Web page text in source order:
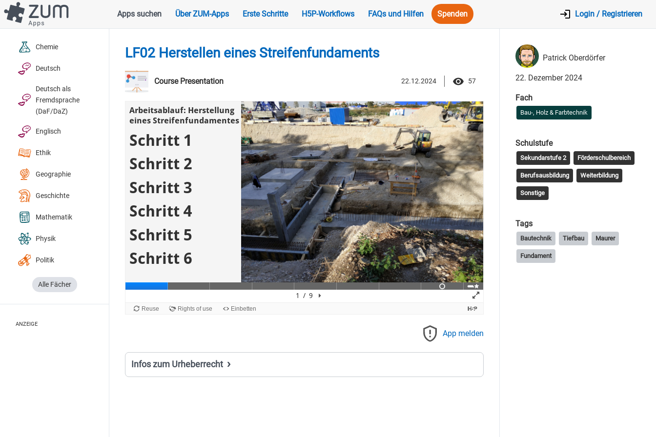
Direkt
zum
Inhalt
Hauptnavigation
Apps suchen Über ZUM-Apps Erste Schritte H5P-Workflows FAQs und Hilfen Spenden Login / Registrieren
Chemie
Deutsch
Deutsch als
Fremdsprache
(DaF/DaZ)
Englisch
Ethik
Geographie
Geschichte
Mathematik
Physik
Politik
Alle Fächer
ANZEIGE
LF02 Herstellen eines Streifenfundaments
Course Presentation 22.12.2024 57
App melden
Infos zum Urheberrecht
Patrick Oberdörfer
22. Dezember 2024
Fach
Bau-, Holz & Farbtechnik
Schulstufe
Sekundarstufe 2 Förderschulbereich
Berufsausbildung Weiterbildung
Sonstige
Tags
Bautechnik Tiefbau Maurer
Fundament